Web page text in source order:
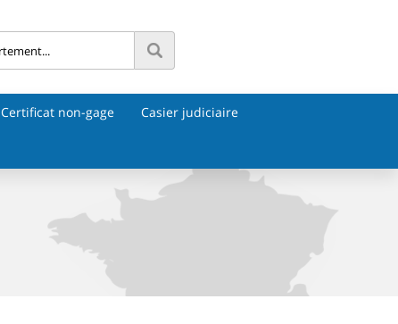
Certificat non-gage Casier judiciaire